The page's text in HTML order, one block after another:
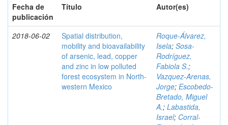
Fecha de
publicación
Título Autor(es)
2018-06-02
Spatial distribution,
mobility and bioavailability
of arsenic, lead, copper
and zinc in low polluted
forest ecosystem in North-
western Mexico
Roque-Álvarez,
Isela; Sosa-
Rodríguez,
Fabiola S.;
Vazquez-Arenas,
Jorge; Escobedo-
Bretado, Miguel
A.; Labastida,
Israel; Corral-